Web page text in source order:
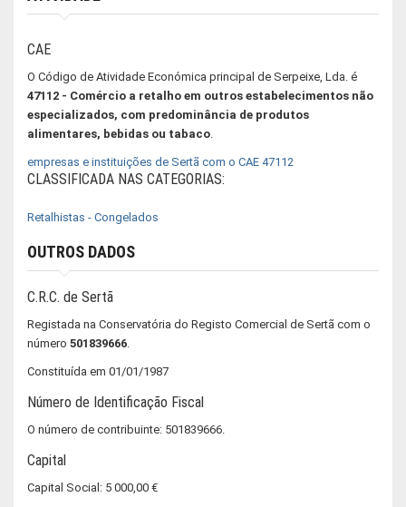
CAE
O Código de Atividade Económica principal de Serpeixe, Lda. é
47112 - Comércio a retalho em outros estabelecimentos não
especializados, com predominância de produtos
alimentares, bebidas ou tabaco.
empresas e instituições de Sertã com o CAE 47112
CLASSIFICADA NAS CATEGORIAS:
Retalhistas - Congelados
OUTROS DADOS
C.R.C. de Sertã
Registada na Conservatória do Registo Comercial de Sertã com o
número 501839666.
Constituída em 01/01/1987
Número de Identificação Fiscal
O número de contribuinte: 501839666.
Capital
Capital Social: 5 000,00 €